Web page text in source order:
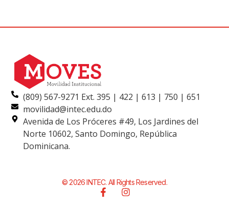
(809) 567-9271 Ext. 395 | 422 | 613 | 750 | 651
movilidad@intec.edu.do
Avenida de Los Próceres #49, Los Jardines del
Norte 10602, Santo Domingo, República
Dominicana.
© 2026 INTEC. All Rights Reserved.